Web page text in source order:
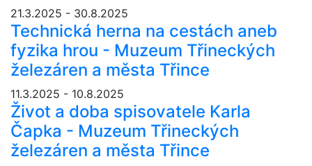
21.3.2025 - 30.8.2025
Technická herna na cestách aneb
fyzika hrou - Muzeum Třineckých
železáren a města Třince
11.3.2025 - 10.8.2025
Život a doba spisovatele Karla
Čapka - Muzeum Třineckých
železáren a města Třince